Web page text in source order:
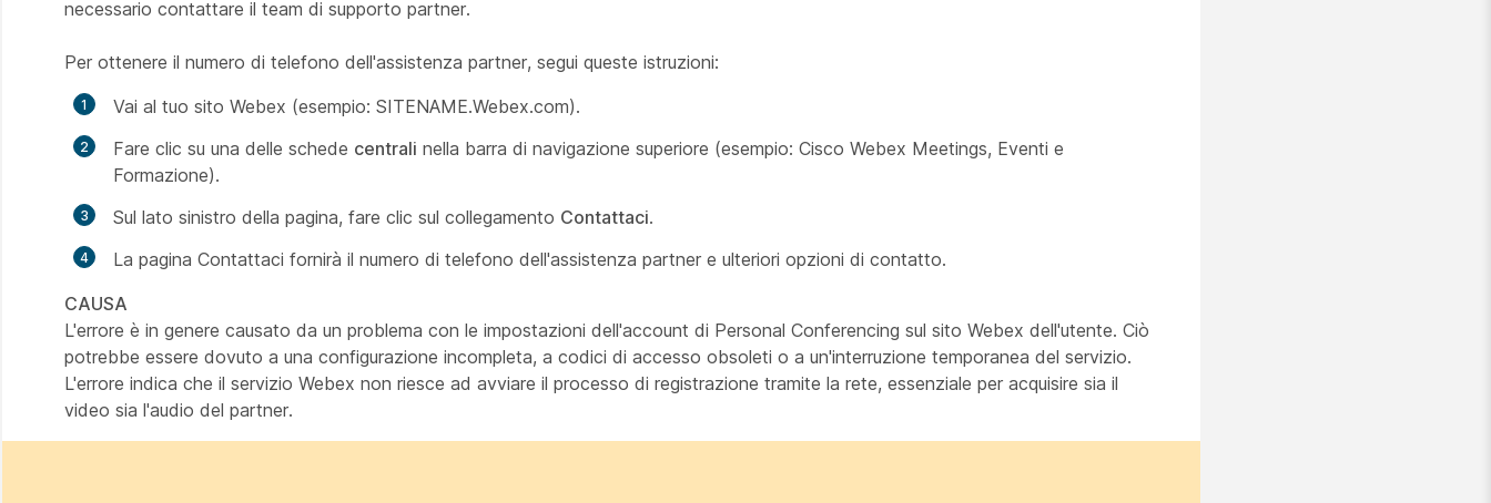
necessario contattare il team di supporto partner.
Per ottenere il numero di telefono dell'assistenza partner, segui queste istruzioni:
Vai al tuo sito Webex (esempio: SITENAME.Webex.com).
Fare clic su una delle schede centrali nella barra di navigazione superiore (esempio: Cisco Webex Meetings, Eventi e
Formazione).
Sul lato sinistro della pagina, fare clic sul collegamento Contattaci.
La pagina Contattaci fornirà il numero di telefono dell'assistenza partner e ulteriori opzioni di contatto.
CAUSA
L'errore è in genere causato da un problema con le impostazioni dell'account di Personal Conferencing sul sito Webex dell'utente. Ciò
potrebbe essere dovuto a una configurazione incompleta, a codici di accesso obsoleti o a un'interruzione temporanea del servizio.
L'errore indica che il servizio Webex non riesce ad avviare il processo di registrazione tramite la rete, essenziale per acquisire sia il
video sia l'audio del partner.